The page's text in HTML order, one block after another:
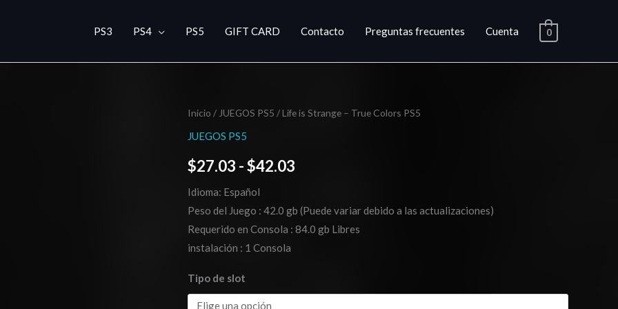
PS3 PS4 PS5 GIFT CARD Contacto Preguntas frecuentes Cuenta 0
Inicio / JUEGOS PS5 / Life is Strange – True Colors PS5
JUEGOS PS5
$27.03 -$42.03
Rango
desde
$27.03
Idioma: Español
Peso del Juego : 42.0 gb (Puede variar debido a las actualizaciones)
Requerido en Consola : 84.0 gb Libres
instalación : 1 Consola
Tipo de slot
Life
is
-
True
Colors
PS5
cantidad